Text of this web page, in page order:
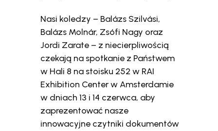
Nasi koledzy – Balázs Szilvási,
Balázs Molnár, Zsófi Nagy oraz
Jordi Zarate – z niecierpliwością
czekają na spotkanie z Państwem
w Hali 8 na stoisku 252 w RAI
Exhibition Center w Amsterdamie
w dniach 13 i 14 czerwca, aby
zaprezentować nasze
innowacyjne czytniki dokumentów